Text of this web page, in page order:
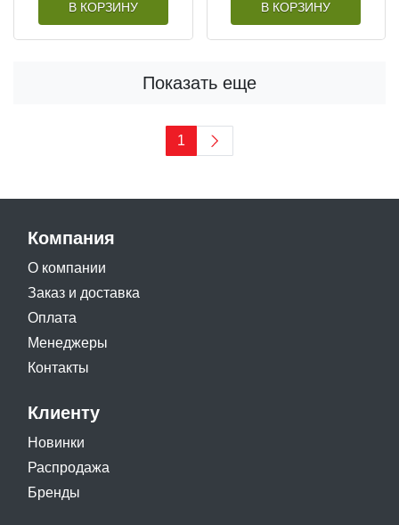
В КОРЗИНУ В КОРЗИНУ
Показать еще
1
Компания
О компании
Заказ и доставка
Оплата
Менеджеры
Контакты
Клиенту
Новинки
Распродажа
Бренды